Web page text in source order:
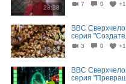
28:38
7 0 +1
48:30
BBC
серия
3 0 +1
BBC
серия